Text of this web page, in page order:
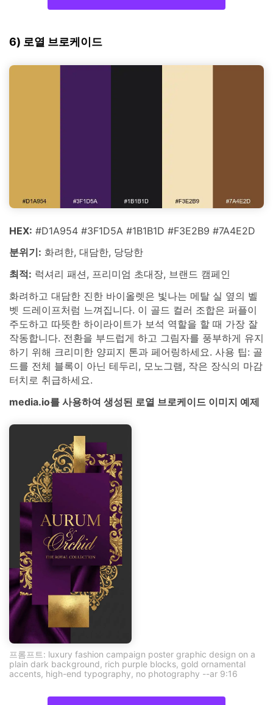
6) 로열 브로케이드
HEX: #D1A954 #3F1D5A #1B1B1D #F3E2B9 #7A4E2D
분위기: 화려한, 대담한, 당당한
최적: 럭셔리 패션, 프리미엄 초대장, 브랜드 캠페인
화려하고 대담한 진한 바이올렛은 빛나는 메탈 실 옆의 벨
벳 드레이프처럼 느껴집니다. 이 골드 컬러 조합은 퍼플이
주도하고 따뜻한 하이라이트가 보석 역할을 할 때 가장 잘
작동합니다. 전환을 부드럽게 하고 그림자를 풍부하게 유지
하기 위해 크리미한 양피지 톤과 페어링하세요. 사용 팁: 골
드를 전체 블록이 아닌 테두리, 모노그램, 작은 장식의 마감
터치로 취급하세요.
media.io를 사용하여 생성된 로열 브로케이드 이미지 예제
프롬프트: luxury fashion campaign poster graphic design on a
plain dark background, rich purple blocks, gold ornamental
accents, high-end typography, no photography --ar 9:16